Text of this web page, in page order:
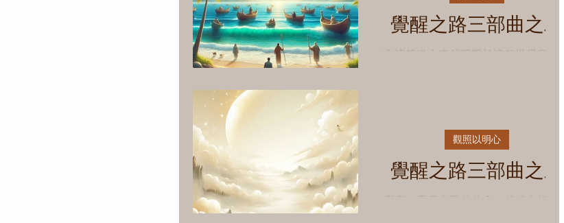
次別人問起我的宗教信仰，真的有點難
以回答。...
覺醒之路三部曲之二
交流管道本來就不限於這個世界所懂的
非法非非法 有一天，我嫁到國外而且
信主的小姊姊終於回來台灣時，她帶了
聖經要給我們看。...
覺醒之路三部曲之三
覺察，看見自己的信念，然後交托給聖
觀照以明心